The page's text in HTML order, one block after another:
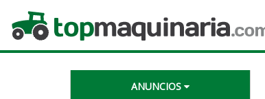
Topmaquinaria.com
ANUNCIOS